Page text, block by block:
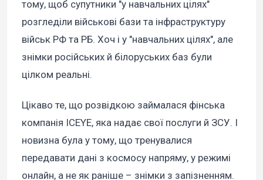
тому, щоб супутники "у навчальних цілях"
розгледіли військові бази та інфраструктуру
військ РФ та РБ. Хоч і у "навчальних цілях", але
знімки російських й білоруських баз були
цілком реальні.
Цікаво те, що розвідкою займалася фінська
компанія ICEYE, яка надає свої послуги й ЗСУ. І
новизна була у тому, що тренувалися
передавати дані з космосу напряму, у режимі
онлайн, а не як раніше – знімки з запізненням.